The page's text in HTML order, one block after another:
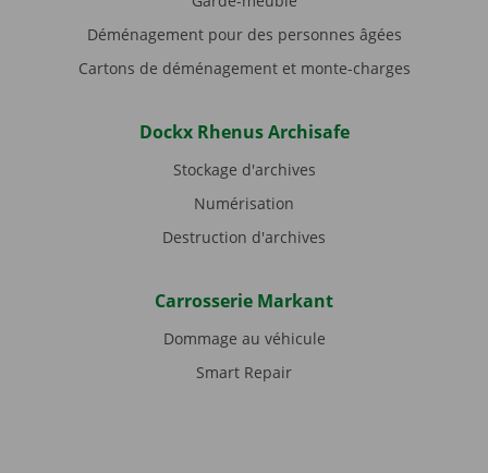
Déménagement pour des personnes âgées
Cartons de déménagement et monte-charges
Dockx Rhenus Archisafe
Stockage d'archives
Numérisation
Destruction d'archives
Carrosserie Markant
Dommage au véhicule
Smart Repair